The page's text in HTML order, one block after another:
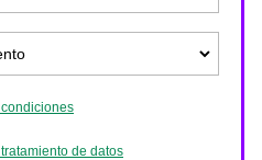
de datos